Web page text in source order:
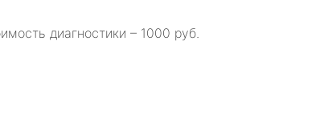
диагностики – 1000 руб.